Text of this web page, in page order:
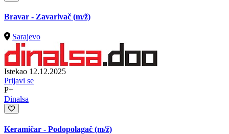
Bravar - Zavarivač (m/ž)
Sarajevo
Istekao 12.12.2025
Prijavi se
P+
Dinalsa
Keramičar - Podopolagač (m/ž)